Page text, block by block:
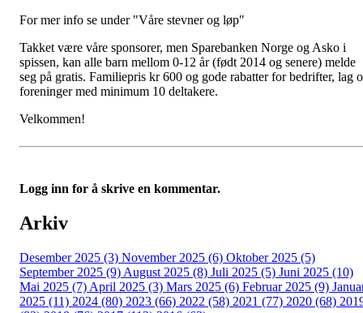
For mer info se under "Våre stevner og løp"
Takket være våre sponsorer, men Sparebanken Norge og Asko i
spissen, kan alle barn mellom 0-12 år (født 2014 og senere) melde
seg på gratis. Familiepris kr 600 og gode rabatter for bedrifter, lag
foreninger med minimum 10 deltakere.
Velkommen!
Logg inn for å skrive en kommentar.
Arkiv
Desember 2025 (3) November 2025 (6) Oktober 2025 (5)
September 2025 (9) August 2025 (8) Juli 2025 (5) Juni 2025 (10)
Mai 2025 (7) April 2025 (3) Mars 2025 (6) Februar 2025 (9)
2025 (11) 2024 (80) 2023 (66) 2022 (58) 2021 (77) 2020 (68)